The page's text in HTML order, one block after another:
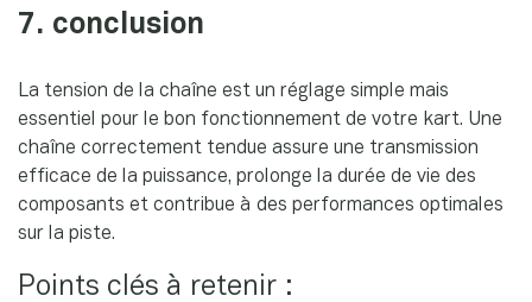
7. conclusion
La tension de la chaîne est un réglage simple mais
essentiel pour le bon fonctionnement de votre kart. Une
chaîne correctement tendue assure une transmission
efficace de la puissance, prolonge la durée de vie des
composants et contribue à des performances optimales
sur la piste.
Points clés à retenir :